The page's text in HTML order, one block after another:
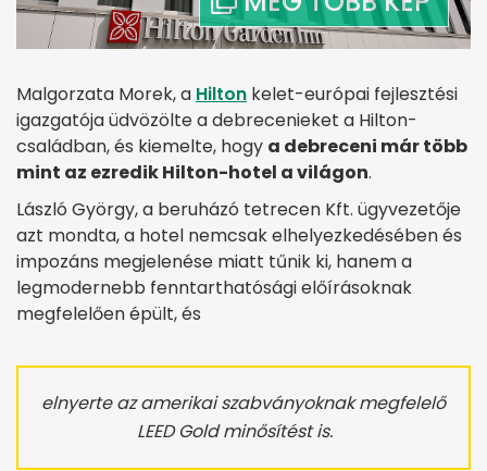
Malgorzata Morek, a Hilton kelet-európai fejlesztési
igazgatója üdvözölte a debrecenieket a Hilton-
családban, és kiemelte, hogy a debreceni már több
mint az ezredik Hilton-hotel a világon.
László György, a beruházó tetrecen Kft. ügyvezetője
azt mondta, a hotel nemcsak elhelyezkedésében és
impozáns megjelenése miatt tűnik ki, hanem a
legmodernebb fenntarthatósági előírásoknak
megfelelően épült, és
elnyerte az amerikai szabványoknak megfelelő
LEED Gold minősítést is.